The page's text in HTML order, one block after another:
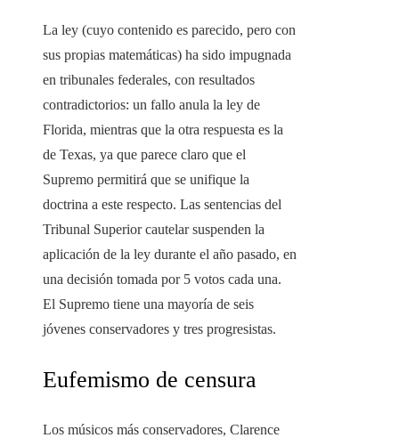
La ley (cuyo contenido es parecido, pero con
sus propias matemáticas) ha sido impugnada
en tribunales federales, con resultados
contradictorios: un fallo anula la ley de
Florida, mientras que la otra respuesta es la
de Texas, ya que parece claro que el
Supremo permitirá que se unifique la
doctrina a este respecto. Las sentencias del
Tribunal Superior cautelar suspenden la
aplicación de la ley durante el año pasado, en
una decisión tomada por 5 votos cada una.
El Supremo tiene una mayoría de seis
jóvenes conservadores y tres progresistas.
Eufemismo de censura
Los músicos más conservadores, Clarence